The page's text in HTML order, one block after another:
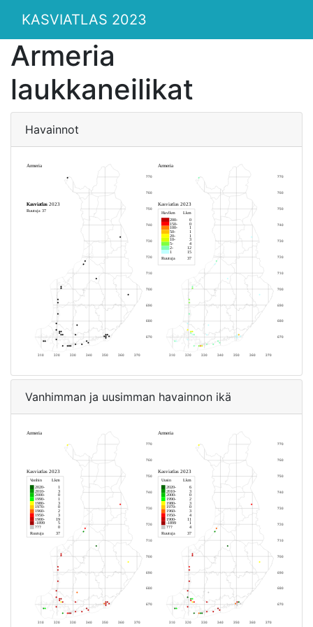
KASVIATLAS 2023
Armeria
laukkaneilikat
Havainnot
Vanhimman ja uusimman havainnon ikä